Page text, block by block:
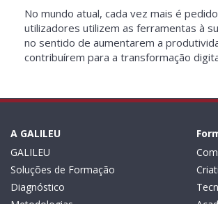
No mundo atual, cada vez mais é
utilizadores utilizem as ferramentas à
no sentido de aumentarem a
contribuírem para a transformação
A GALILEU
GALILEU
Soluções de Formação
Diagnóstico